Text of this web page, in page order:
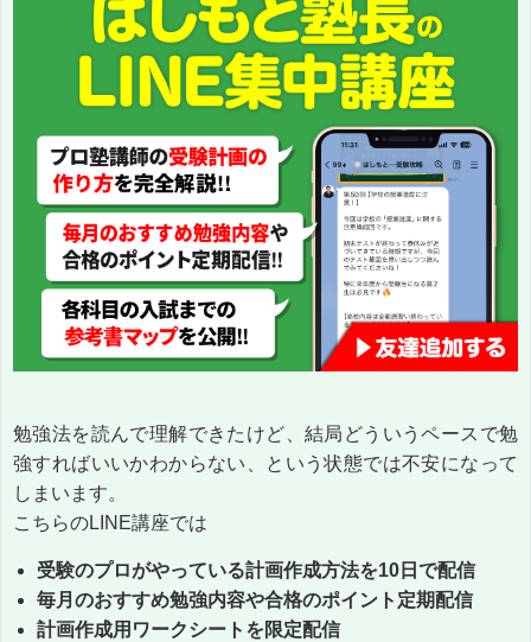
勉強法を読んで理解できたけど、結局どういうペースで勉
強すればいいかわからない、という状態では不安になって
しまいます。
こちらのLINE講座では
受験のプロがやっている計画作成方法を10日で配信
毎月のおすすめ勉強内容や合格のポイント定期配信
計画作成用ワークシートを限定配信